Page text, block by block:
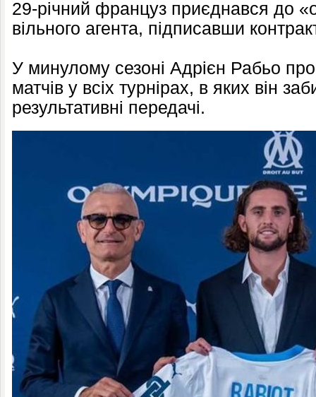
29-річний француз приєднався до
вільного агента, підписавши
У минулому сезоні Адрієн Рабьо
матчів у всіх турнірах, в яких він
результативні передачі.